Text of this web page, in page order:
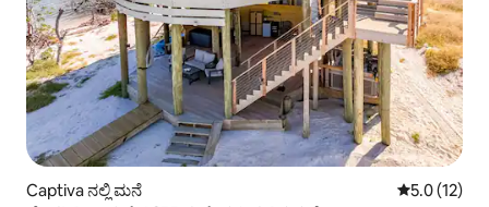
Captiva ನಲ್ಲಿ ಮನೆ 5 ರಲ್ಲಿ 5.0
5.0 (12)